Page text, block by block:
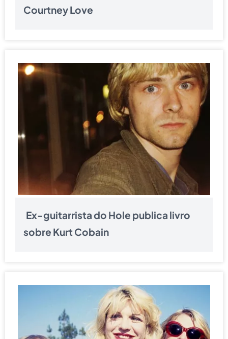
Courtney Love
Ex-guitarrista do Hole publica livro
sobre Kurt Cobain